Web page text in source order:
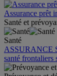
Assurance prêt
Santé et
Santé
ASSURANCE
santé frontaliers